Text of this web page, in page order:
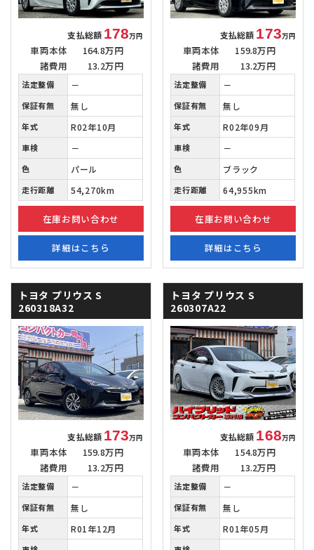
支払総額 178万円
車両本体
164.8万円
諸費用
13.2万円
法定整備 －
保証有無 無し
年式 R02年10月
車検 －
色 パール
走行距離 54,270km
在庫お問い合わせ
詳細はこちら
支払総額 173万円
車両本体
159.8万円
諸費用
13.2万円
法定整備 －
保証有無 無し
年式 R02年09月
車検 －
色 ブラック
走行距離 64,955km
在庫お問い合わせ
詳細はこちら
トヨタ プリウスS
260318A32
支払総額 173万円
車両本体
159.8万円
諸費用
13.2万円
法定整備 －
保証有無 無し
年式 R01年12月
トヨタ プリウス S
260307A22
支払総額 168万円
車両本体
154.8万円
諸費用
13.2万円
法定整備 －
保証有無 無し
年式 R01年05月